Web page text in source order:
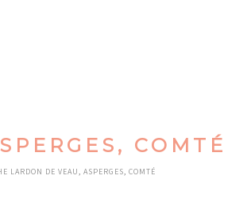
COMTÉ
LARDON DE VEAU, ASPERGES, COMTÉ